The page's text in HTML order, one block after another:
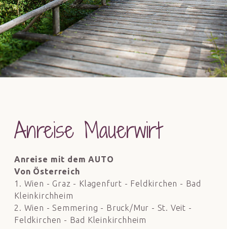
Anreise Mauerwirt
Anreise mit dem AUTO
Von Österreich
1. Wien - Graz - Klagenfurt - Feldkirchen - Bad
Kleinkirchheim
2. Wien - Semmering - Bruck/Mur - St. Veit -
Feldkirchen - Bad Kleinkirchheim